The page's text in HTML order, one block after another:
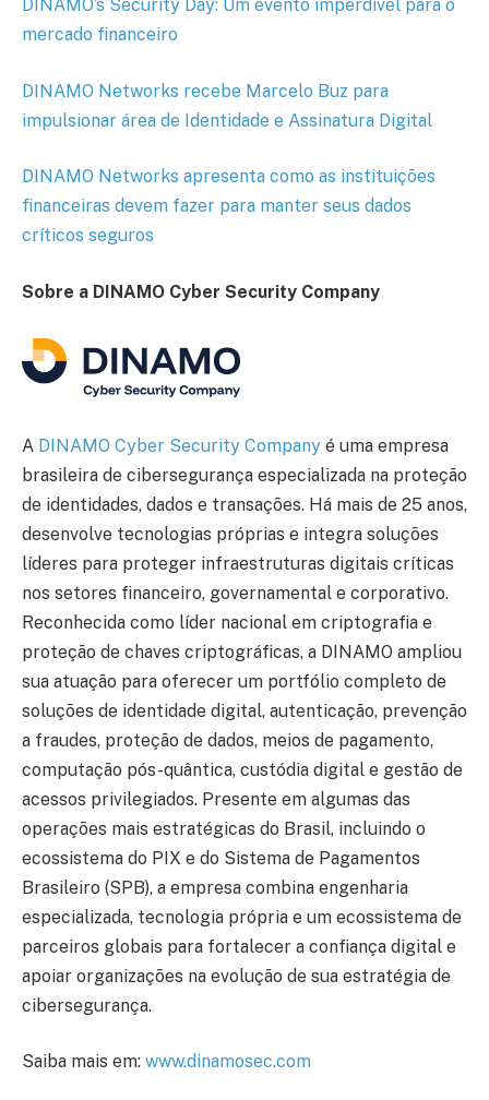
DINAMO’s Security Day: Um evento imperdível para o
mercado financeiro
DINAMO Networks recebe Marcelo Buz para
impulsionar área de Identidade e Assinatura Digital
DINAMO Networks apresenta como as instituições
financeiras devem fazer para manter seus dados
críticos seguros
Sobre a DINAMO Cyber Security Company
A DINAMO Cyber Security Company é uma empresa
brasileira de cibersegurança especializada na proteção
de identidades, dados e transações. Há mais de 25 anos,
desenvolve tecnologias próprias e integra soluções
líderes para proteger infraestruturas digitais críticas
nos setores financeiro, governamental e corporativo.
Reconhecida como líder nacional em criptografia e
proteção de chaves criptográficas, a DINAMO ampliou
sua atuação para oferecer um portfólio completo de
soluções de identidade digital, autenticação, prevenção
a fraudes, proteção de dados, meios de pagamento,
computação pós-quântica, custódia digital e gestão de
acessos privilegiados. Presente em algumas das
operações mais estratégicas do Brasil, incluindo o
ecossistema do PIX e do Sistema de Pagamentos
Brasileiro (SPB), a empresa combina engenharia
especializada, tecnologia própria e um ecossistema de
parceiros globais para fortalecer a confiança digital e
apoiar organizações na evolução de sua estratégia de
cibersegurança.
Saiba mais em: www.dinamosec.com